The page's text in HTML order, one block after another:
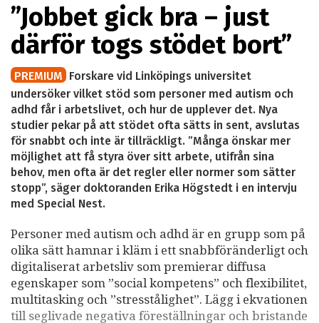
”Jobbet gick bra – just
därför togs stödet bort”
PREMIUM Forskare vid Linköpings universitet
undersöker vilket stöd som personer med autism och
adhd får i arbetslivet, och hur de upplever det. Nya
studier pekar på att stödet ofta sätts in sent, avslutas
för snabbt och inte är tillräckligt. ”Många önskar mer
möjlighet att få styra över sitt arbete, utifrån sina
behov, men ofta är det regler eller normer som sätter
stopp”, säger doktoranden Erika Högstedt i en intervju
med Special Nest.
Personer med autism och adhd är en grupp som på
olika sätt hamnar i kläm i ett snabbföränderligt och
digitaliserat arbetsliv som premierar diffusa
egenskaper som ”social kompetens” och flexibilitet,
multitasking och ”stresstålighet”. Lägg i ekvationen
till seglivade negativa föreställningar och bristande